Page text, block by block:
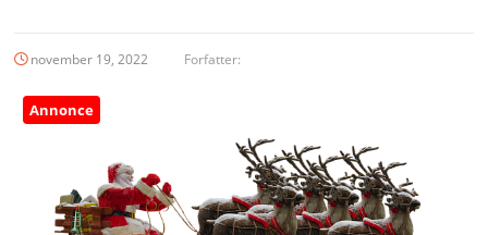
november 19, 2022 Forfatter:
Annonce